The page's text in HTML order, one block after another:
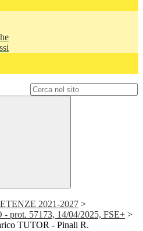
2021-2027 >
prot. 57173, 14/04/2025, FSE+ >
TUTOR - Pinali R.